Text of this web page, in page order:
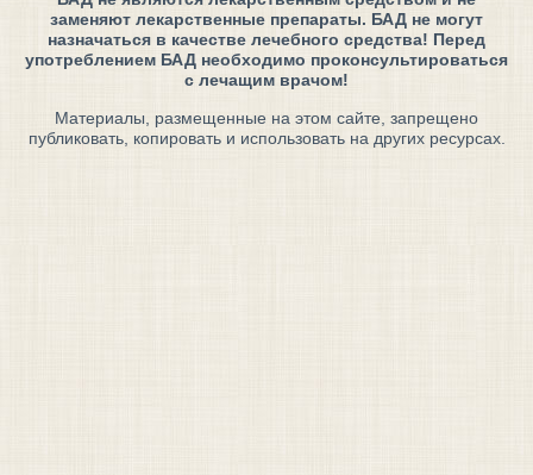
заменяют лекарственные препараты. БАД не могут
назначаться в качестве лечебного средства! Перед
употреблением БАД необходимо проконсультироваться
с лечащим врачом!
Материалы, размещенные на этом сайте, запрещено
публиковать, копировать и использовать на других ресурсах.